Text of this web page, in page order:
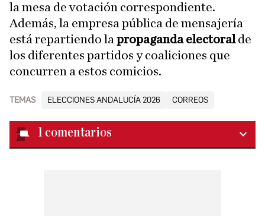
la mesa de votación correspondiente.
Además, la empresa pública de mensajería
está repartiendo la propaganda electoralde
los diferentes partidos y coaliciones que
concurren a estos comicios.
TEMAS ELECCIONES ANDALUCÍA 2026 CORREOS
1 comentarios